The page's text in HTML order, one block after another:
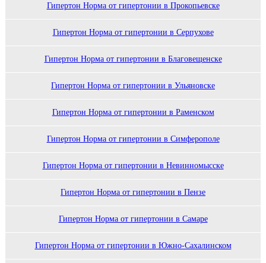
Гипертон Норма от гипертонии в Прокопьевске
Гипертон Норма от гипертонии в Серпухове
Гипертон Норма от гипертонии в Благовещенске
Гипертон Норма от гипертонии в Ульяновске
Гипертон Норма от гипертонии в Раменском
Гипертон Норма от гипертонии в Симферополе
Гипертон Норма от гипертонии в Невинномысске
Гипертон Норма от гипертонии в Пензе
Гипертон Норма от гипертонии в Самаре
Гипертон Норма от гипертонии в Южно-Сахалинском